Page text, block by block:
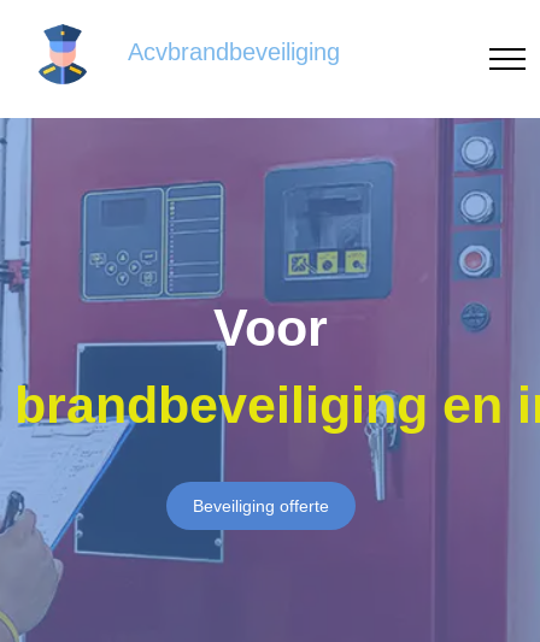
Acvbrandbeveiliging
Voor
brandbeveiliging en
Beveiliging offerte